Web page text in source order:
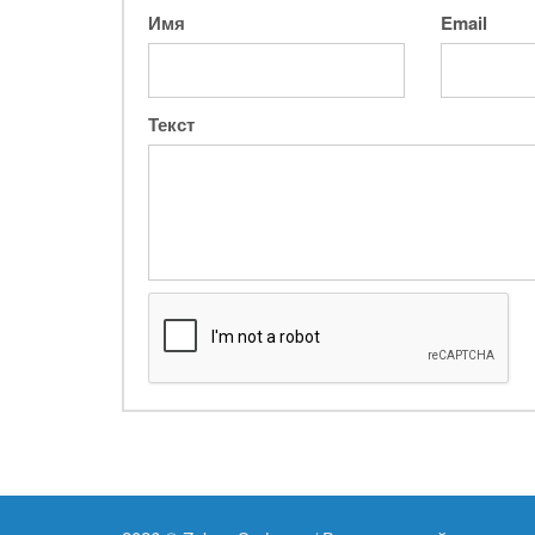
Имя Email
Текст